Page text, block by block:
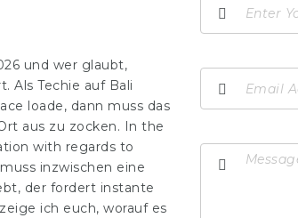
und wer glaubt,
Als Techie auf Bali
loade, dann muss das
aus zu zocken. In the
with regards to
inzwischen eine
der fordert instante
ich euch, worauf es